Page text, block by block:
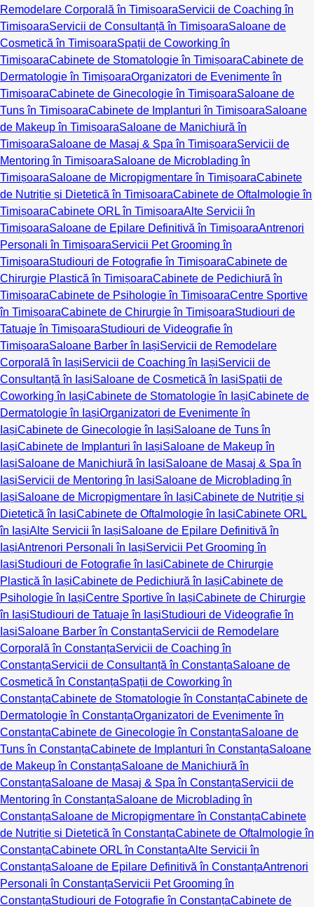
Remodelare Corporală în TimișoaraServicii de Coaching în
TimișoaraServicii de Consultanță în TimișoaraSaloane de
Cosmetică în TimișoaraSpații de Coworking în
TimișoaraCabinete de Stomatologie în TimișoaraCabinete de
Dermatologie în TimișoaraOrganizatori de Evenimente în
TimișoaraCabinete de Ginecologie în TimișoaraSaloane de
Tuns în TimișoaraCabinete de Implanturi în TimișoaraSaloane
de Makeup în TimișoaraSaloane de Manichiură în
TimișoaraSaloane de Masaj & Spa în TimișoaraServicii de
Mentoring în TimișoaraSaloane de Microblading în
TimișoaraSaloane de Micropigmentare în TimișoaraCabinete
de Nutriție și Dietetică în TimișoaraCabinete de Oftalmologie în
TimișoaraCabinete ORL în TimișoaraAlte Servicii în
TimișoaraSaloane de Epilare Definitivă în TimișoaraAntrenori
Personali în TimișoaraServicii Pet Grooming în
TimișoaraStudiouri de Fotografie în TimișoaraCabinete de
Chirurgie Plastică în TimișoaraCabinete de Pedichiură în
TimișoaraCabinete de Psihologie în TimișoaraCentre Sportive
în TimișoaraCabinete de Chirurgie în TimișoaraStudiouri de
Tatuaje în TimișoaraStudiouri de Videografie în
TimișoaraSaloane Barber în IașiServicii de Remodelare
Corporală în IașiServicii de Coaching în IașiServicii de
Consultanță în IașiSaloane de Cosmetică în IașiSpații de
Coworking în IașiCabinete de Stomatologie în IașiCabinete de
Dermatologie în IașiOrganizatori de Evenimente în
IașiCabinete de Ginecologie în IașiSaloane de Tuns în
IașiCabinete de Implanturi în IașiSaloane de Makeup în
IașiSaloane de Manichiură în IașiSaloane de Masaj & Spa în
IașiServicii de Mentoring în IașiSaloane de Microblading în
IașiSaloane de Micropigmentare în IașiCabinete de Nutriție și
Dietetică în IașiCabinete de Oftalmologie în IașiCabinete ORL
în IașiAlte Servicii în IașiSaloane de Epilare Definitivă în
IașiAntrenori Personali în IașiServicii Pet Grooming în
IașiStudiouri de Fotografie în IașiCabinete de Chirurgie
Plastică în IașiCabinete de Pedichiură în IașiCabinete de
Psihologie în IașiCentre Sportive în IașiCabinete de Chirurgie
în IașiStudiouri de Tatuaje în IașiStudiouri de Videografie în
IașiSaloane Barber în ConstanțaServicii de Remodelare
Corporală în ConstanțaServicii de Coaching în
ConstanțaServicii de Consultanță în ConstanțaSaloane de
Cosmetică în ConstanțaSpații de Coworking în
ConstanțaCabinete de Stomatologie în ConstanțaCabinete de
Dermatologie în ConstanțaOrganizatori de Evenimente în
ConstanțaCabinete de Ginecologie în ConstanțaSaloane de
Tuns în ConstanțaCabinete de Implanturi în ConstanțaSaloane
de Makeup în ConstanțaSaloane de Manichiură în
ConstanțaSaloane de Masaj & Spa în ConstanțaServicii de
Mentoring în ConstanțaSaloane de Microblading în
ConstanțaSaloane de Micropigmentare în ConstanțaCabinete
de Nutriție și Dietetică în ConstanțaCabinete de Oftalmologie în
ConstanțaCabinete ORL în ConstanțaAlte Servicii în
ConstanțaSaloane de Epilare Definitivă în ConstanțaAntrenori
Personali în ConstanțaServicii Pet Grooming în
ConstanțaStudiouri de Fotografie în ConstanțaCabinete de